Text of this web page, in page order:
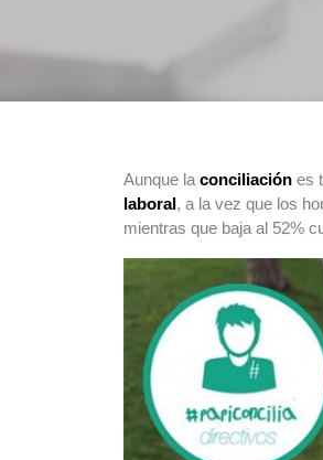
Aunque la conciliación es
laboral, a la vez que los
mientras que baja al 52%